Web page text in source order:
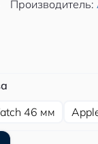
Производитель:
46 мм